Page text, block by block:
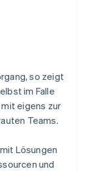
so zeigt
im Falle
eigens zur
Teams.
Lösungen
und